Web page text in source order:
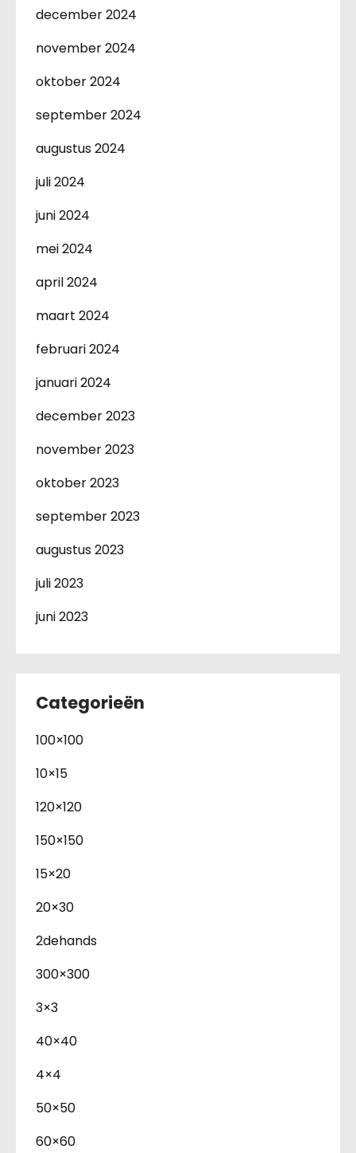
december 2024
november 2024
oktober 2024
september 2024
augustus 2024
juli 2024
juni 2024
mei 2024
april 2024
maart 2024
februari 2024
januari 2024
december 2023
november 2023
oktober 2023
september 2023
augustus 2023
juli 2023
juni 2023
Categorieën
100×100
10×15
120×120
150×150
15×20
20×30
2dehands
300×300
3×3
40×40
4×4
50×50
60×60